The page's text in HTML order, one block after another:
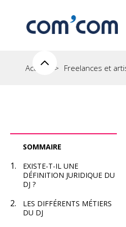
Accueil Freelances et
SOMMAIRE
EXISTE-T-IL UNE
DÉFINITION JURIDIQUE DU
DJ ?
LES DIFFÉRENTS MÉTIERS
DU DJ